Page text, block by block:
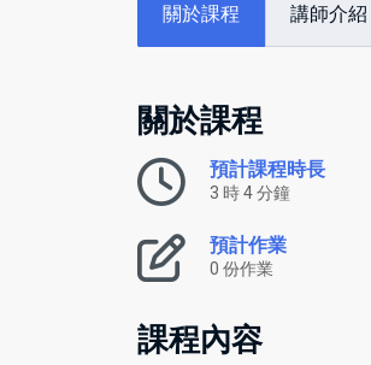
關於課程 講師介紹
關於課程
預計課程時長
3 時 4 分鐘
預計作業
0 份作業
課程內容